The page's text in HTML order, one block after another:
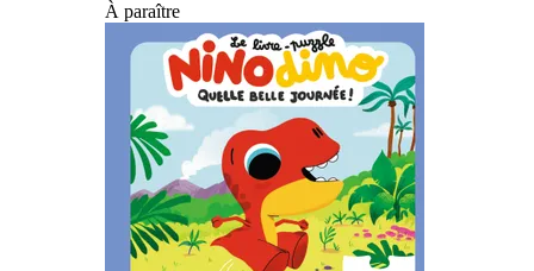
À paraître